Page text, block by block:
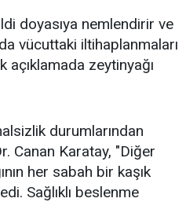
doyasıya nemlendirir ve
vücuttaki iltihaplanmaları
açıklamada zeytinyağı
durumlarından
Canan Karatay, "Diğer
her sabah bir kaşık
Sağlıklı beslenme